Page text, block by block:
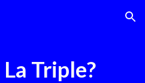
Skip to navigation
La Triple?